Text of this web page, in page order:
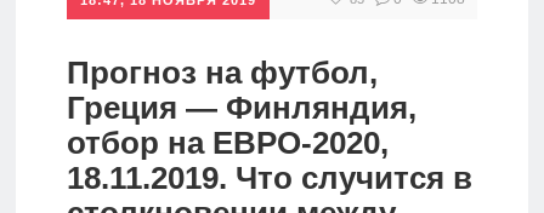
Новости
Стратегии
Школа
Прогноз на футбол,
Греция — Финляндия,
отбор на ЕВРО-2020,
18.11.2019. Что случится в